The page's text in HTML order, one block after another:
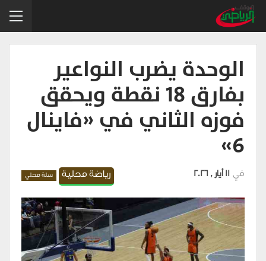
الوحدة يضرب النواعير
بفارق 18 نقطة ويحقق
فوزه الثاني في «فاينال
6»
رياضة محلية سلة محلي في 11 أيار , 2026